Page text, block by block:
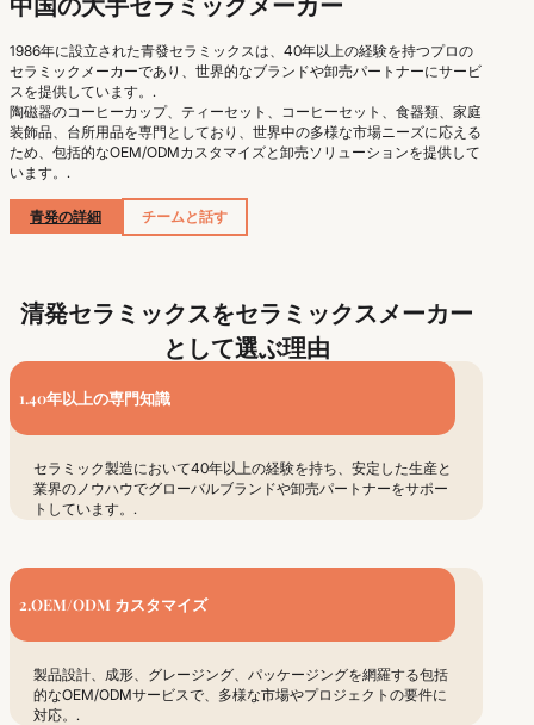
1986年に設立された青發セラミックスは、40年以上の経験を持つプロの
セラミックメーカーであり、世界的なブランドや卸売パートナーにサービ
スを提供しています。.
陶磁器のコーヒーカップ、ティーセット、コーヒーセット、食器類、家庭
装飾品、台所用品を専門としており、世界中の多様な市場ニーズに応える
ため、包括的なOEM/ODMカスタマイズと卸売ソリューションを提供して
います。.
青発の詳細 チームと話す
清発セラミックスをセラミックスメーカー
として選ぶ理由
1.40年以上の専門知識
セラミック製造において40年以上の経験を持ち、安定した生産と
業界のノウハウでグローバルブランドや卸売パートナーをサポー
トしています。.
2.OEM/ODM カスタマイズ
製品設計、成形、グレージング、パッケージングを網羅する包括
的なOEM/ODMサービスで、多様な市場やプロジェクトの要件に
対応。.